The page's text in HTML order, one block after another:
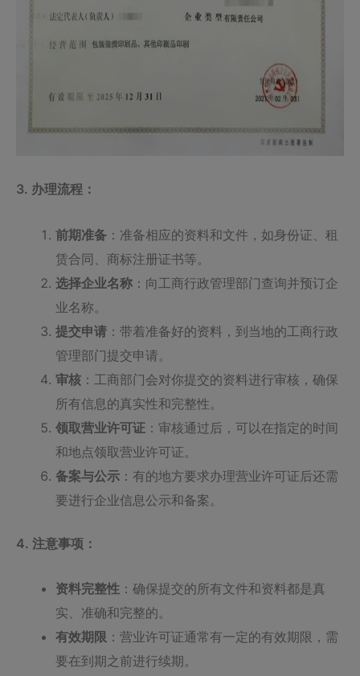
3. 办理流程：
前期准备 ：准备相应的资料和文件，如身份证、租
赁合同、商标注册证书等。
选择企业名称 ：向工商行政管理部门查询并预订企
业名称。
提交申请 ：带着准备好的资料，到当地的工商行政
管理部门提交申请。
审核 ：工商部门会对你提交的资料进行审核，确保
所有信息的真实性和完整性。
领取营业许可证 ：审核通过后，可以在指定的时间
和地点领取营业许可证。
备案与公示 ：有的地方要求办理营业许可证后还需
要进行企业信息公示和备案。
4. 注意事项：
资料完整性 ：确保提交的所有文件和资料都是真
实、准确和完整的。
有效期限 ：营业许可证通常有一定的有效期限，需
要在到期之前进行续期。